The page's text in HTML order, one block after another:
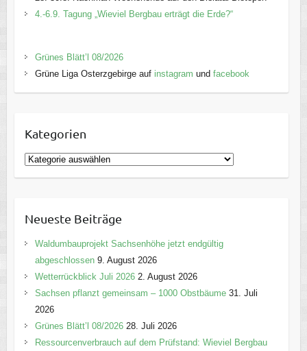
4.-6.9. Tagung „Wieviel Bergbau erträgt die Erde?“
Grünes Blätt’l 08/2026
Grüne Liga Osterzgebirge auf instagram und facebook
Kategorien
K
a
g
o
i
e
Neueste Beiträge
Waldumbauprojekt Sachsenhöhe jetzt endgültig
abgeschlossen 9. August 2026
Wetterrückblick Juli 2026 2. August 2026
Sachsen pflanzt gemeinsam – 1000 Obstbäume 31. Juli
2026
Grünes Blätt’l 08/2026 28. Juli 2026
Ressourcenverbrauch auf dem Prüfstand: Wieviel Bergbau